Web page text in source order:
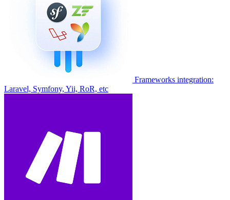
Frameworks integration:
Laravel, Symfony, Yii, RoR, etc